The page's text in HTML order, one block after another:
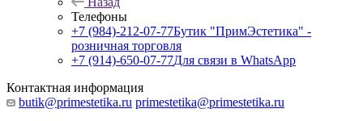
Телефоны
+7 (984)-212-07-77Бутик "ПримЭстетика" -
розничная торговля
+7 (914)-650-07-77Для связи в WhatsApp
Контактная информация
butik@primestetika.ru primestetika@primestetika.ru